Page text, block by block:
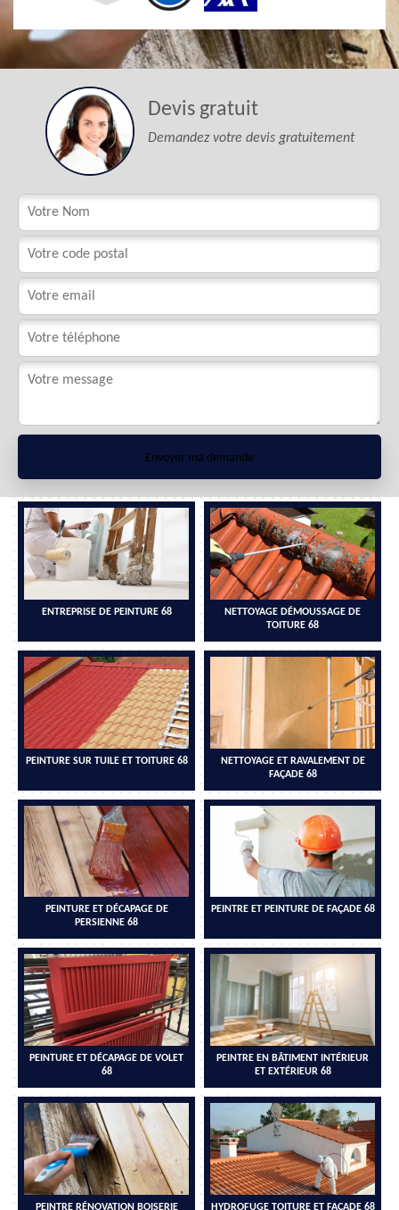
Devis gratuit
Demandez votre devis gratuitement
ENTREPRISE DE PEINTURE 68
NETTOYAGE DÉMOUSSAGE DE
TOITURE 68
PEINTURE SUR TUILE ET TOITURE 68
NETTOYAGE ET RAVALEMENT DE
FAÇADE 68
PEINTURE ET DÉCAPAGE DE
PERSIENNE 68
PEINTRE ET PEINTURE DE FAÇADE 68
PEINTURE ET DÉCAPAGE DE VOLET
68
PEINTRE EN BÂTIMENT INTÉRIEUR
ET EXTÉRIEUR 68
PEINTRE RÉNOVATION BOISERIE
HYDROFUGE TOITURE ET FAÇADE 68